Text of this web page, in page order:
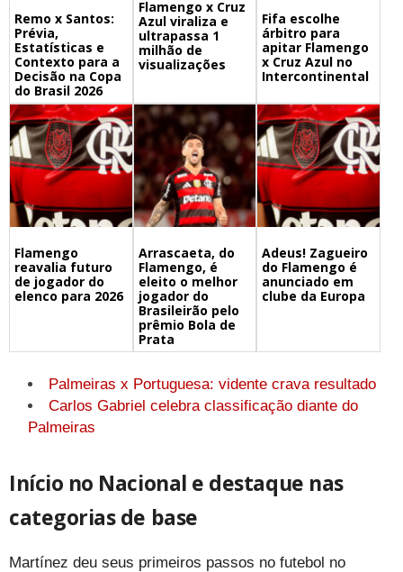
Remo x Santos:
Prévia,
Estatísticas e
Contexto para a
Decisão na Copa
do Brasil 2026
Flamengo x Cruz
Azul viraliza e
ultrapassa 1
milhão de
visualizações
Fifa escolhe
árbitro para
apitar Flamengo
x Cruz Azul no
Intercontinental
Flamengo
reavalia futuro
de jogador do
elenco para 2026
Arrascaeta, do
Flamengo, é
eleito o melhor
jogador do
Brasileirão pelo
prêmio Bola de
Prata
Adeus! Zagueiro
do Flamengo é
anunciado em
clube da Europa
Palmeiras x Portuguesa: vidente crava resultado
Carlos Gabriel celebra classificação diante do
Palmeiras
Início no Nacional e destaque nas
categorias de base
Martínez deu seus primeiros passos no futebol no